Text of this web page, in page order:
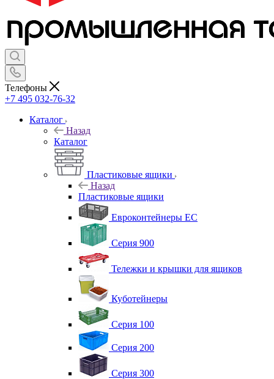
Телефоны
+7 495 032-76-32
Каталог
Назад
Каталог
Пластиковые ящики
Назад
Пластиковые ящики
Евроконтейнеры ЕС
Серия 900
Тележки и крышки для ящиков
Куботейнеры
Серия 100
Серия 200
Серия 300